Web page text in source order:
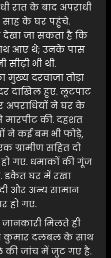
रात के बाद अपराधी
के घर पहुंचे.
जा सकता है कि
आए थे; उनके पास
भी थी.
मुख्य दरवाजा तोड़ा
दाखिल हुए. लूटपाट
अपराधियों ने घर के
की. दहशत
ने कई बम भी फोड़े,
सहित दो
गए. धमाकों की गूंज
डकैत घर में रखा
और अन्य सामान
हो गए.
मिलते ही
कुमार दलबल के साथ
जांच में जुट गए है.